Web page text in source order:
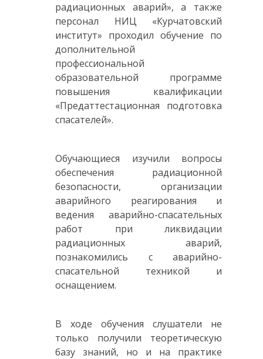
радиационных аварий», а также
персонал НИЦ «Курчатовский
институт» проходил обучение по
дополнительной
профессиональной
образовательной программе
повышения квалификации
«Предаттестационная подготовка
спасателей».
Обучающиеся изучили вопросы
обеспечения радиационной
безопасности, организации
аварийного реагирования и
ведения аварийно-спасательных
работ при ликвидации
радиационных аварий,
познакомились с аварийно-
спасательной техникой и
оснащением.
В ходе обучения слушатели не
только получили теоретическую
базу знаний, но и на практике